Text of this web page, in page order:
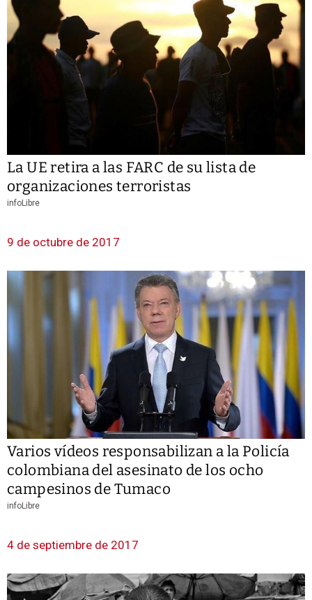
La UE retira a las FARC de su lista de
organizaciones terroristas
infoLibre
9 de octubre de 2017
Varios vídeos responsabilizan a la Policía
colombiana del asesinato de los ocho
campesinos de Tumaco
infoLibre
4 de septiembre de 2017